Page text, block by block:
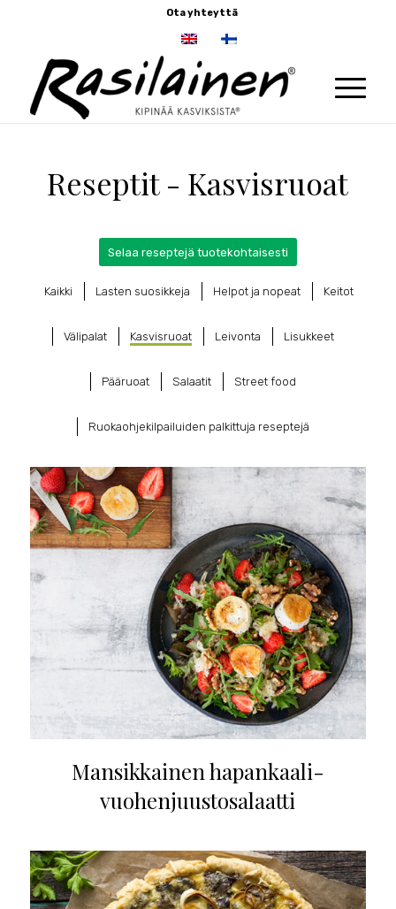
Ota yhteyttä
Reseptit - Kasvisruoat
Selaa reseptejä tuotekohtaisesti
Kaikki Lasten suosikkeja Helpot ja nopeat Keitot
Välipalat Kasvisruoat Leivonta Lisukkeet
Pääruoat Salaatit Street food
Ruokaohjekilpailuiden palkittuja reseptejä
Mansikkainen hapankaali-
vuohenjuustosalaatti